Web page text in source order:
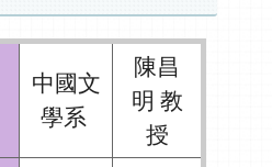
中國文
學系
陳昌
明 教
授